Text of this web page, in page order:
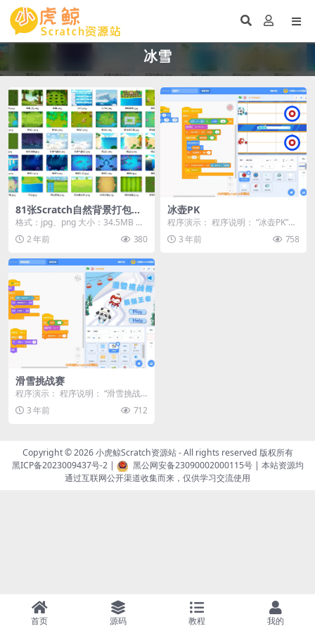
冰雪
81张Scratch自然背景打包下
载
格式：jpg、png 大小：34.5MB 下
载方式：本地高速下载 游客购买后
无需...2 年前 380
冰壶PK
程序演示： 程序说明： “冰壶PK”是
一个基于Scratch编程平台的冰壶游
戏。...3 年前 758
滑雪挑战赛
程序演示： 程序说明： “滑雪挑战
赛”是一个基于Scratch编程平台的
滑雪游戏...
3 年前 712
Copyright © 2026小虎鲸Scratch资源站- All rights reserved 版权所有
黑ICP备2023009437号-2| 黑公网安备23090002000115号| 本站资源均
通过互联网公开渠道收集而来，仅供学习交流使用
首页 源码 教程 我的